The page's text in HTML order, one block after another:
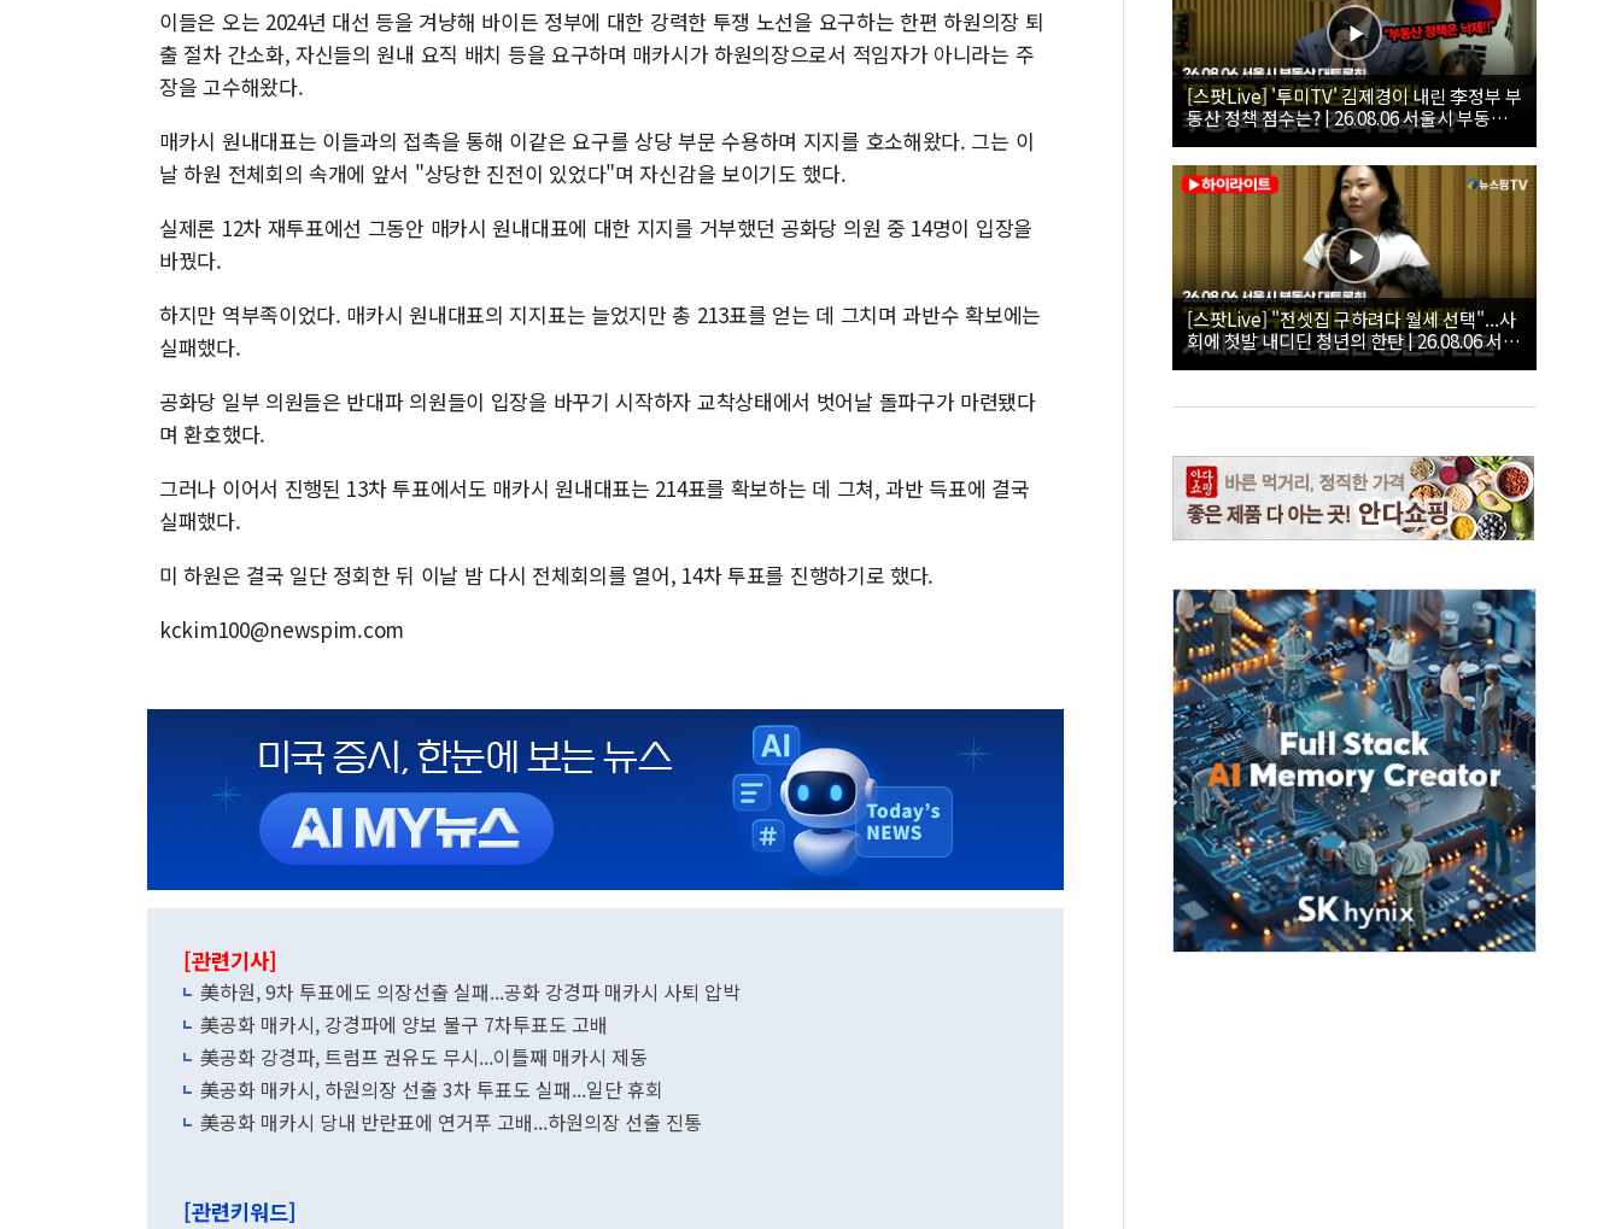
이들은 오는 2024년 대선 등을 겨냥해 바이든 정부에 대한 강력한 투쟁 노선을 요구하는 한편 하원의장 퇴
출 절차 간소화, 자신들의 원내 요직 배치 등을 요구하며 매카시가 하원의장으로서 적임자가 아니라는 주
장을 고수해왔다.
매카시 원내대표는 이들과의 접촉을 통해 이같은 요구를 상당 부문 수용하며 지지를 호소해왔다. 그는 이
날 하원 전체회의 속개에 앞서 "상당한 진전이 있었다"며 자신감을 보이기도 했다.
실제론 12차 재투표에선 그동안 매카시 원내대표에 대한 지지를 거부했던 공화당 의원 중 14명이 입장을
바꿨다.
하지만 역부족이었다. 매카시 원내대표의 지지표는 늘었지만 총 213표를 얻는 데 그치며 과반수 확보에는
실패했다.
공화당 일부 의원들은 반대파 의원들이 입장을 바꾸기 시작하자 교착상태에서 벗어날 돌파구가 마련됐다
며 환호했다.
그러나 이어서 진행된 13차 투표에서도 매카시 원내대표는 214표를 확보하는 데 그쳐, 과반 득표에 결국
실패했다.
미 하원은 결국 일단 정회한 뒤 이날 밤 다시 전체회의를 열어, 14차 투표를 진행하기로 했다.
kckim100@newspim.com
[관련기사]
美하원, 9차 투표에도 의장선출 실패...공화 강경파 매카시 사퇴 압박
美공화 매카시, 강경파에 양보 불구 7차투표도 고배
美공화 강경파, 트럼프 권유도 무시...이틀째 매카시 제동
美공화 매카시, 하원의장 선출 3차 투표도 실패...일단 휴회
美공화 매카시 당내 반란표에 연거푸 고배...하원의장 선출 진통
[관련키워드]
[스팟Live] '투미TV' 김제경이 내린 李정부 부
동산 정책 점수는? | 26.08.06 서울시 부동산
대토론회
[스팟Live] "전셋집 구하려다 월세 선택"...사
회에 첫발 내디딘 청년의 한탄 | 26.08.06 서울
시 부동산 대토론회